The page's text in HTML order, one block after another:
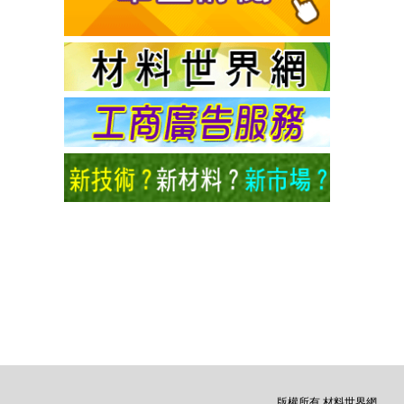
版權所有 材料世界網